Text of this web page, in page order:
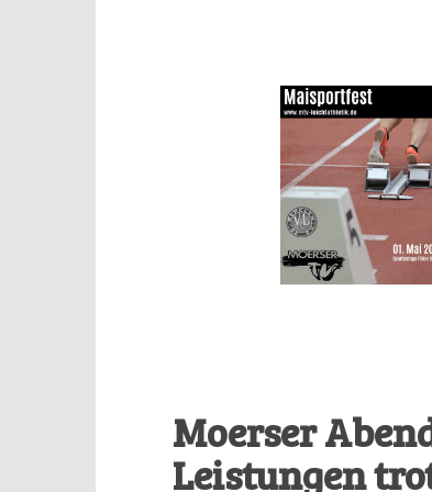
Moerser
Leistungen